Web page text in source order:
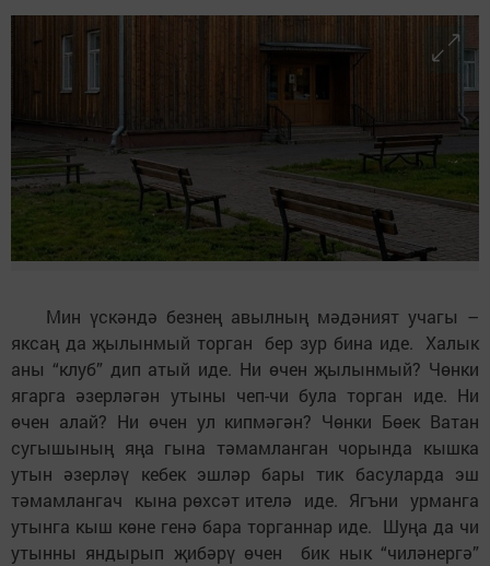
Мин үскәндә безнең авылның мәдәният учагы –
яксаң да җылынмый торган бер зур бина иде. Халык
аны “клуб” дип атый иде. Ни өчен җылынмый? Чөнки
ягарга әзерләгән утыны чеп-чи була торган иде. Ни
өчен алай? Ни өчен ул кипмәгән? Чөнки Бөек Ватан
сугышының яңа гына тәмамланган чорында кышка
утын әзерләү кебек эшләр бары тик басуларда эш
тәмамлангач кына рөхсәт ителә иде. Ягъни урманга
утынга кыш көне генә бара торганнар иде. Шуңа да чи
утынны яндырып җибәрү өчен бик нык “чиләнергә”